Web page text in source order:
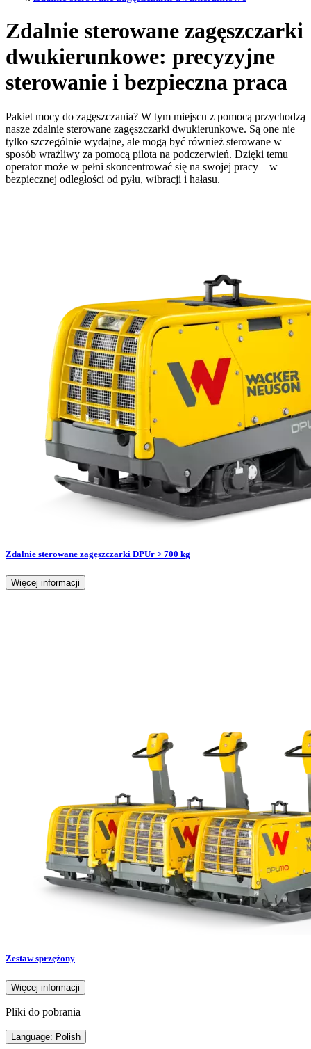
Zdalnie sterowane zagęszczarki
dwukierunkowe: precyzyjne
sterowanie i bezpieczna praca
Pakiet mocy do zagęszczania? W tym miejscu z pomocą przychodzą
nasze zdalnie sterowane zagęszczarki dwukierunkowe. Są one nie
tylko szczególnie wydajne, ale mogą być również sterowane w
sposób wrażliwy za pomocą pilota na podczerwień. Dzięki temu
operator może w pełni skoncentrować się na swojej pracy – w
bezpiecznej odległości od pyłu, wibracji i hałasu.
Zdalnie sterowane zagęszczarki DPUr > 700 kg
Więcej informacji
Zestaw sprzężony
Więcej informacji
Pliki do pobrania
Language: Polish